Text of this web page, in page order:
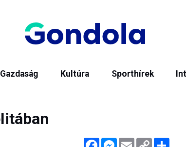
Gazdaság Kultúra Sporthírek
FacebookMessenger
Email Copy